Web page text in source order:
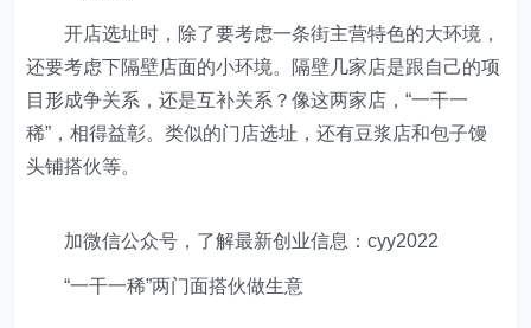
开店选址时，除了要考虑一条街主营特色的大环境，
还要考虑下隔壁店面的小环境。隔壁几家店是跟自己的项
目形成争关系，还是互补关系？像这两家店，“一干一
稀”，相得益彰。类似的门店选址，还有豆浆店和包子馒
头铺搭伙等。
加微信公众号，了解最新创业信息：cyy2022
“一干一稀”两门面搭伙做生意